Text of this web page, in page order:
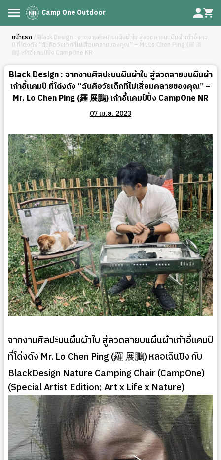
Camp One Outdoor
หน้าแรก / Black Design : จากงานศิลปะบนผืนผ้าใบ สู่ลวดลายบนผืนผ้าเก้าอี้แคม
ป์ ที่โด่งดัง “ฉันคือวัยเด็กที่ไม่เสื่อมคลายของคุณ” – Mr. Lo Chen Ping (羅 展
鵬) เก้าอี้แคมป์ปิ้ง CampOne NR
Black Design : จากงานศิลปะบนผืนผ้าใบ สู่ลวดลายบนผืนผ้า
เก้าอี้แคมป์ ที่โด่งดัง “ฉันคือวัยเด็กที่ไม่เสื่อมคลายของคุณ” –
Mr. Lo Chen Ping (羅 展鵬) เก้าอี้แคมป์ปิ้ง CampOne NR
07 เม.ย. 2023
จากงานศิลปะบนผืนผ้าใบ สู่ลวดลายบนผืนผ้าเก้าอี้แคมป์
ที่โด่งดัง Mr. Lo Chen Ping (羅 展鵬) หลอเฉินปิง กับ
BlackDesign Nature Camping Chair (CampOne)
(Special Artist Edition; Art x Life x Nature)